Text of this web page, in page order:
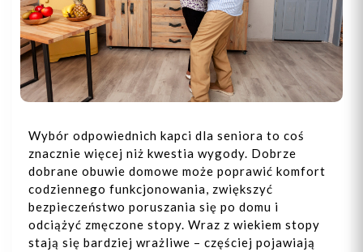
Wybór odpowiednich kapci dla seniora to coś
znacznie więcej niż kwestia wygody. Dobrze
dobrane obuwie domowe może poprawić komfort
codziennego funkcjonowania, zwiększyć
bezpieczeństwo poruszania się po domu i
odciążyć zmęczone stopy. Wraz z wiekiem stopy
stają się bardziej wrażliwe – częściej pojawiają